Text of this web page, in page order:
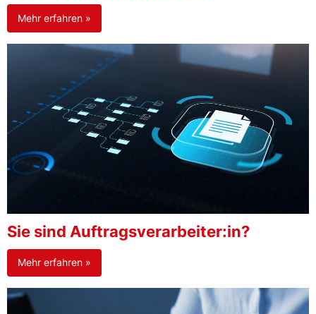
Mehr erfahren »
Sie sind Auftragsverarbeiter:in?
Mehr erfahren »